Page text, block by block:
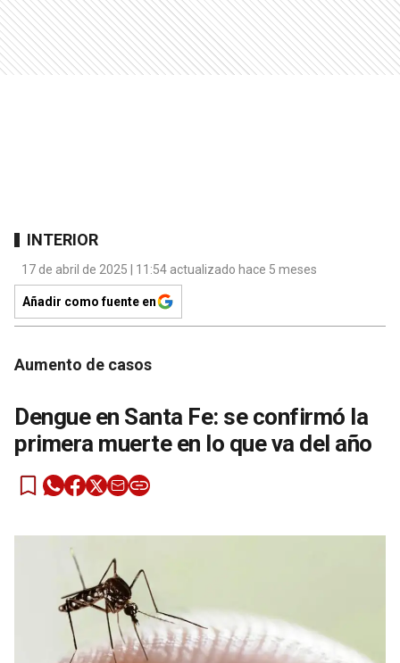
INTERIOR
17 de abril de 2025 | 11:54 actualizado hace 5 meses
Añadir como fuente en
Aumento de casos
Dengue en Santa Fe: se confirmó la
primera muerte en lo que va del año